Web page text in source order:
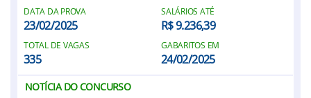
DATA DA PROVA
23/02/2025
SALÁRIOS ATÉ
R$ 9.236,39
TOTAL DE VAGAS
335
GABARITOS EM
24/02/2025
NOTÍCIA DO CONCURSO